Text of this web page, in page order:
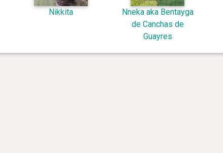
Nikkita
Nneka aka Bentayga
de Canchas de
Guayres